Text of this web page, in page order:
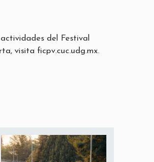
del Festival
visita ficpv.cuc.udg.mx.